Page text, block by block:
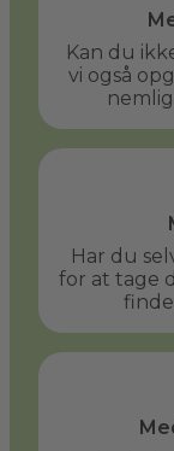
Kan du
vi også
Har du
for at tage